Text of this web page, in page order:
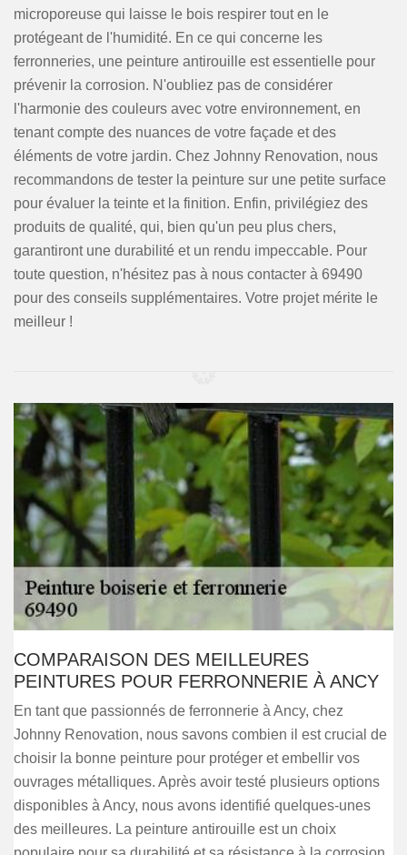
microporeuse qui laisse le bois respirer tout en le
protégeant de l'humidité. En ce qui concerne les
ferronneries, une peinture antirouille est essentielle pour
prévenir la corrosion. N'oubliez pas de considérer
l'harmonie des couleurs avec votre environnement, en
tenant compte des nuances de votre façade et des
éléments de votre jardin. Chez Johnny Renovation, nous
recommandons de tester la peinture sur une petite surface
pour évaluer la teinte et la finition. Enfin, privilégiez des
produits de qualité, qui, bien qu'un peu plus chers,
garantiront une durabilité et un rendu impeccable. Pour
toute question, n'hésitez pas à nous contacter à 69490
pour des conseils supplémentaires. Votre projet mérite le
meilleur !
COMPARAISON DES MEILLEURES
PEINTURES POUR FERRONNERIE À ANCY
En tant que passionnés de ferronnerie à Ancy, chez
Johnny Renovation, nous savons combien il est crucial de
choisir la bonne peinture pour protéger et embellir vos
ouvrages métalliques. Après avoir testé plusieurs options
disponibles à Ancy, nous avons identifié quelques-unes
des meilleures. La peinture antirouille est un choix